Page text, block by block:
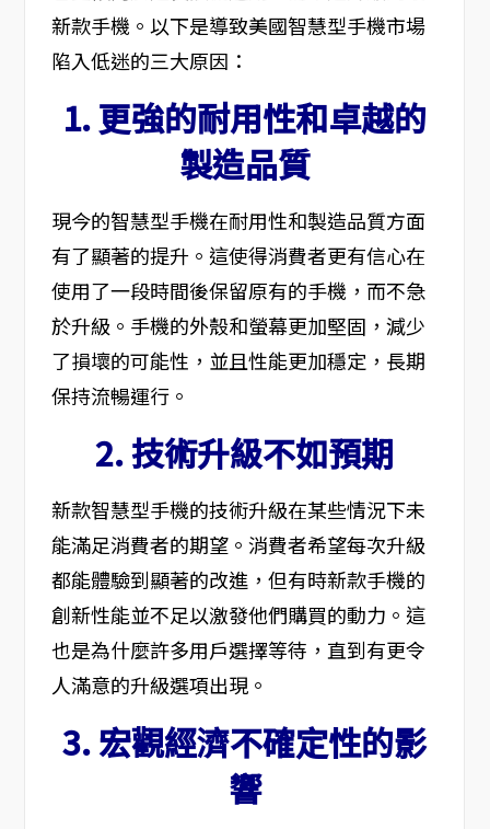
新款手機。以下是導致美國智慧型手機市場
陷入低迷的三大原因：
1. 更強的耐用性和卓越的
製造品質
現今的智慧型手機在耐用性和製造品質方面
有了顯著的提升。這使得消費者更有信心在
使用了一段時間後保留原有的手機，而不急
於升級。手機的外殼和螢幕更加堅固，減少
了損壞的可能性，並且性能更加穩定，長期
保持流暢運行。
2. 技術升級不如預期
新款智慧型手機的技術升級在某些情況下未
能滿足消費者的期望。消費者希望每次升級
都能體驗到顯著的改進，但有時新款手機的
創新性能並不足以激發他們購買的動力。這
也是為什麼許多用戶選擇等待，直到有更令
人滿意的升級選項出現。
3. 宏觀經濟不確定性的影
響